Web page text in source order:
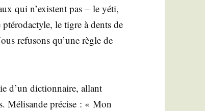
qui n’existent pas – le yéti,
le tigre à dents de
refu­sons qu’une règle de
d’un dic­tion­naire, allant
Méli­sande pré­cise : « Mon